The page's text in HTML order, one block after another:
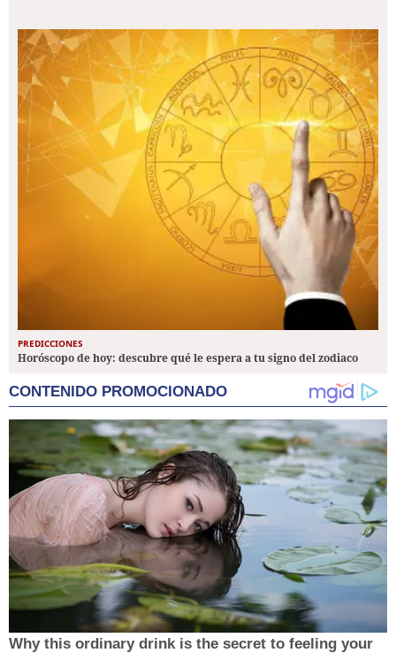
PREDICCIONES
Horóscopo de hoy: descubre qué le espera a tu signo del zodiaco
CONTENIDO PROMOCIONADO
Why this ordinary drink is the secret to feeling your